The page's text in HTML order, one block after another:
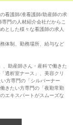
看護師/准看護師/助産師の求
門の人材紹介会社だからこ
とした様々な看護師の求人
体制、勤務場所、給与など
、助産師さん・産科で働きた
透析室ナース」、美容クリ
方専門の「シルバーナー
きたい方専門の「夜勤常勤
エキスパートがスムーズな